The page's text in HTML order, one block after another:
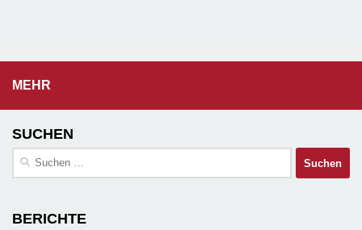
MEHR
SUCHEN
Suchen
BERICHTE